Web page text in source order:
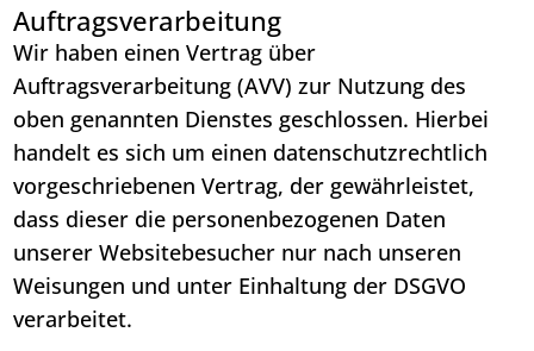
Auftragsverarbeitung
Wir haben einen Vertrag über
Auftragsverarbeitung (AVV) zur Nutzung des
oben genannten Dienstes geschlossen. Hierbei
handelt es sich um einen datenschutzrechtlich
vorgeschriebenen Vertrag, der gewährleistet,
dass dieser die personenbezogenen Daten
unserer Websitebesucher nur nach unseren
Weisungen und unter Einhaltung der DSGVO
verarbeitet.